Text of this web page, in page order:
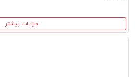
جزئیات بیشتر